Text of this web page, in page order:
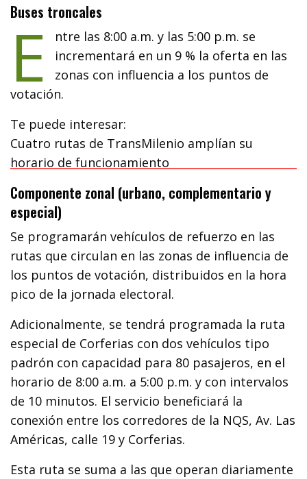
Buses troncales
E
ntre las 8:00 a.m. y las 5:00 p.m. se
incrementará en un 9 % la oferta en las
zonas con influencia a los puntos de
votación.
Te puede interesar:
Cuatro rutas de TransMilenio amplían su
horario de funcionamiento
Componente zonal (urbano, complementario y
especial)
Se programarán vehículos de refuerzo en las
rutas que circulan en las zonas de influencia de
los puntos de votación, distribuidos en la hora
pico de la jornada electoral.
Adicionalmente, se tendrá programada la ruta
especial de Corferias con dos vehículos tipo
padrón con capacidad para 80 pasajeros, en el
horario de 8:00 a.m. a 5:00 p.m. y con intervalos
de 10 minutos. El servicio beneficiará la
conexión entre los corredores de la NQS, Av. Las
Américas, calle 19 y Corferias.
Esta ruta se suma a las que operan diariamente